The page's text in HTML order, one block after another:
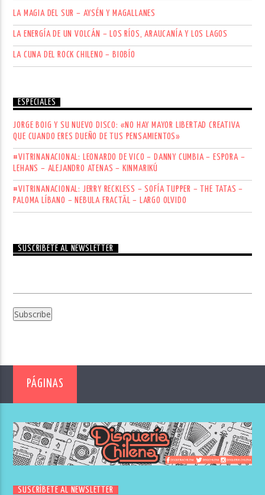
LA MAGIA DEL SUR – AYSÉN Y MAGALLANES
LA ENERGÍA DE UN VOLCÁN – LOS RÍOS, ARAUCANÍA Y LOS LAGOS
LA CUNA DEL ROCK CHILENO – BIOBÍO
ESPECIALES
JORGE BOIG Y SU NUEVO DISCO: «NO HAY MAYOR LIBERTAD CREATIVA
QUE CUANDO ERES DUEÑO DE TUS PENSAMIENTOS»
#VITRINANACIONAL: LEONARDO DE VICO – DANNY CUMBIA – ESPORA –
LEHANS – ALEJANDRO ATENAS – KINMARIKÚ
#VITRINANACIONAL: JERRY RECKLESS – SOFÍA TUPPER – THE TATAS –
PALOMA LÍBANO – NEBULA FRACTÄL – LARGO OLVIDO
SUSCRÍBETE AL NEWSLETTER
PÁGINAS
SUSCRÍBETE AL NEWSLETTER